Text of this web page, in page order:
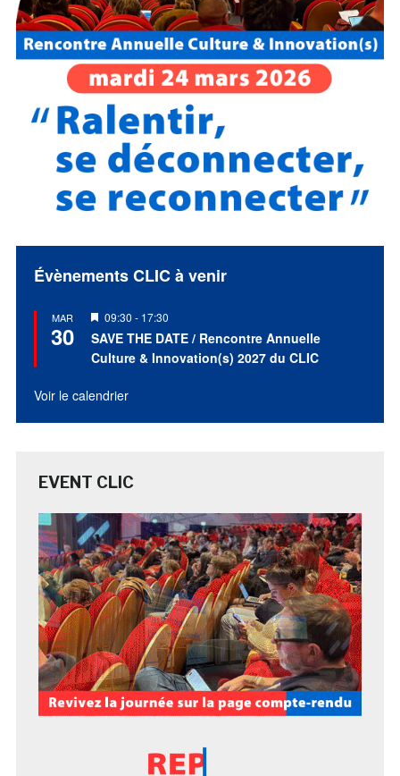
Évènements CLIC à venir
MAR
30
Mis
en
avant
09:30 - 17:30
SAVE THE DATE / Rencontre Annuelle
Culture & Innovation(s) 2027 du CLIC
Voir le calendrier
EVENT CLIC